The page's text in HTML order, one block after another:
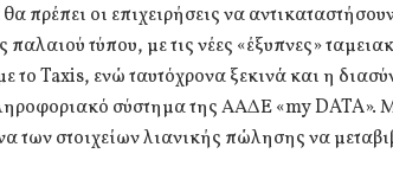
πρέπει οι επιχειρήσεις να
παλαιού τύπου, με τις νέες «έξυπνες»
το Taxis, ενώ ταυτόχρονα ξεκινά και η
σύστημα της ΑΑΔΕ «my DATA».
των στοιχείων λιανικής πώλησης να